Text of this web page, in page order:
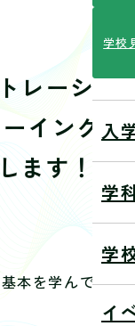
学校
入
学
学
イ
レーシ
イング
ます！
本を学んでい